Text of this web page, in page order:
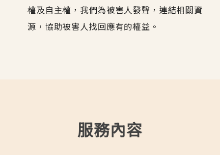
權及自主權，我們為被害人發聲，連結相關資
源，協助被害人找回應有的權益。
服務內容